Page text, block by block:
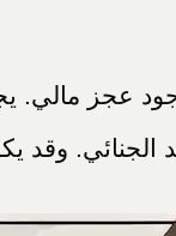
عجز مالي.
الجنائي.